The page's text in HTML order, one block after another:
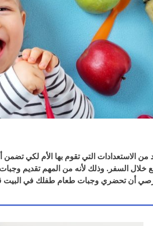
الاستعدادات التي تقوم بها الأم لكي
خلال السفر. وذلك لأنه من المهم تقديم
أن تحضري وجبات طعام طفلك في البيت